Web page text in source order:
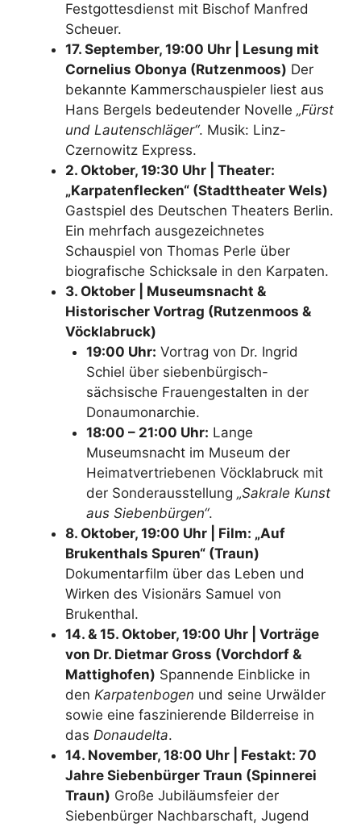
Festgottesdienst mit Bischof Manfred
Scheuer.
17. September, 19:00 Uhr | Lesung mit
Cornelius Obonya (Rutzenmoos) Der
bekannte Kammerschauspieler liest aus
Hans Bergels bedeutender Novelle „Fürst
und Lautenschläger“. Musik: Linz-
Czernowitz Express.
2. Oktober, 19:30 Uhr | Theater:
„Karpatenflecken“ (Stadttheater Wels)
Gastspiel des Deutschen Theaters Berlin.
Ein mehrfach ausgezeichnetes
Schauspiel von Thomas Perle über
biografische Schicksale in den Karpaten.
3. Oktober | Museumsnacht &
Historischer Vortrag (Rutzenmoos &
Vöcklabruck)
19:00 Uhr: Vortrag von Dr. Ingrid
Schiel über siebenbürgisch-
sächsische Frauengestalten in der
Donaumonarchie.
18:00 – 21:00 Uhr: Lange
Museumsnacht im Museum der
Heimatvertriebenen Vöcklabruck mit
der Sonderausstellung „Sakrale Kunst
aus Siebenbürgen“.
8. Oktober, 19:00 Uhr | Film: „Auf
Brukenthals Spuren“ (Traun)
Dokumentarfilm über das Leben und
Wirken des Visionärs Samuel von
Brukenthal.
14. & 15. Oktober, 19:00 Uhr | Vorträge
von Dr. Dietmar Gross (Vorchdorf &
Mattighofen) Spannende Einblicke in
den Karpatenbogen und seine Urwälder
sowie eine faszinierende Bilderreise in
das Donaudelta.
14. November, 18:00 Uhr | Festakt: 70
Jahre Siebenbürger Traun (Spinnerei
Traun) Große Jubiläumsfeier der
Siebenbürger Nachbarschaft, Jugend